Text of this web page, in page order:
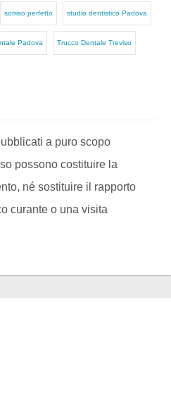
sorriso perfetto studio dentistico Padova
Padova Trucco Dentale Treviso
a puro scopo
possono costituire la
né sostituire il rapporto
curante o una visita